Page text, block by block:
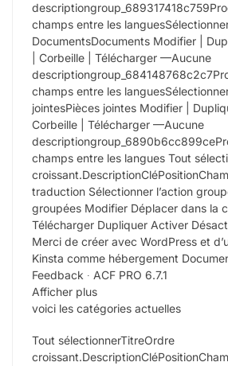
champs entre les
DocumentsDocuments Modifier |
| Corbeille | Télécharger —Aucune
champs entre les
jointesPièces jointes Modifier |
Corbeille | Télécharger —Aucune
champs entre les langues Tout
traduction Sélectionner l’action
groupées Modifier Déplacer dans la
Télécharger Dupliquer Activer
Merci de créer avec WordPress et
Kinsta comme hébergement
Feedback ∙ ACF PRO 6.7.1
Afficher plus
voici les catégories actuelles
Tout sélectionnerTitreOrdre